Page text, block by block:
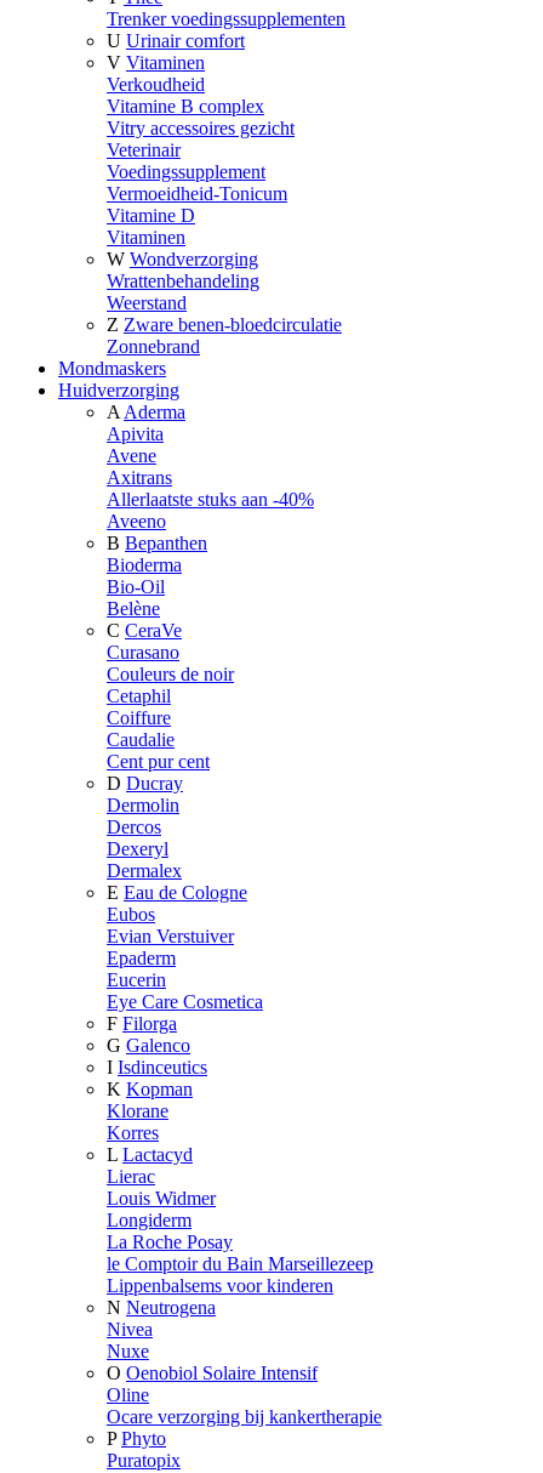
Trenker voedingssupplementen
U Urinair comfort
V Vitaminen
Verkoudheid
Vitamine B complex
Vitry accessoires gezicht
Veterinair
Voedingssupplement
Vermoeidheid-Tonicum
Vitamine D
Vitaminen
W Wondverzorging
Wrattenbehandeling
Weerstand
Z Zware benen-bloedcirculatie
Zonnebrand
Mondmaskers
Huidverzorging
A Aderma
Apivita
Avene
Axitrans
Allerlaatste stuks aan -40%
Aveeno
B Bepanthen
Bioderma
Bio-Oil
Belène
C CeraVe
Curasano
Couleurs de noir
Cetaphil
Coiffure
Caudalie
Cent pur cent
D Ducray
Dermolin
Dercos
Dexeryl
Dermalex
E Eau de Cologne
Eubos
Evian Verstuiver
Epaderm
Eucerin
Eye Care Cosmetica
F Filorga
G Galenco
I Isdinceutics
K Kopman
Klorane
Korres
L Lactacyd
Lierac
Louis Widmer
Longiderm
La Roche Posay
le Comptoir du Bain Marseillezeep
Lippenbalsems voor kinderen
N Neutrogena
Nivea
Nuxe
O Oenobiol Solaire Intensif
Oline
Ocare verzorging bij kankertherapie
P Phyto
Puratopix